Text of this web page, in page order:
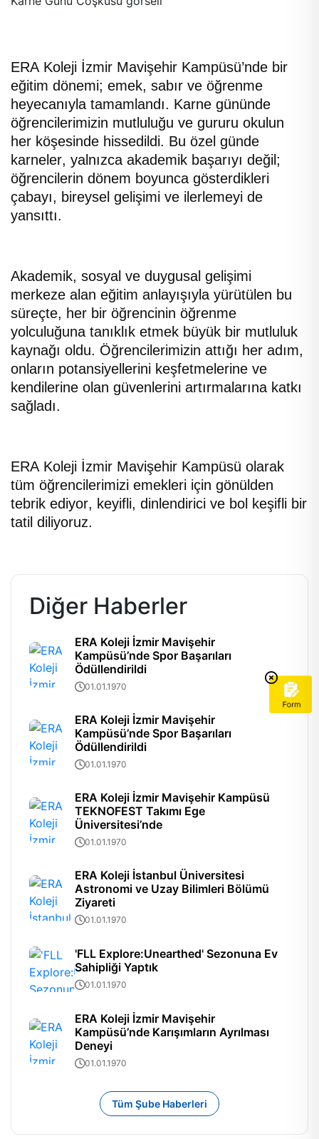
ERA Koleji İzmir Mavişehir Kampüsü’nde bir
eğitim dönemi; emek, sabır ve öğrenme
heyecanıyla tamamlandı. Karne gününde
öğrencilerimizin mutluluğu ve gururu okulun
her köşesinde hissedildi. Bu özel günde
karneler, yalnızca akademik başarıyı değil;
öğrencilerin dönem boyunca gösterdikleri
çabayı, bireysel gelişimi ve ilerlemeyi de
yansıttı.
Akademik, sosyal ve duygusal gelişimi
merkeze alan eğitim anlayışıyla yürütülen bu
süreçte, her bir öğrencinin öğrenme
yolculuğuna tanıklık etmek büyük bir mutluluk
kaynağı oldu. Öğrencilerimizin attığı her adım,
onların potansiyellerini keşfetmelerine ve
kendilerine olan güvenlerini artırmalarına katkı
sağladı.
ERA Koleji İzmir Mavişehir Kampüsü olarak
tüm öğrencilerimizi emekleri için gönülden
tebrik ediyor, keyifli, dinlendirici ve bol keşifli bir
tatil diliyoruz.
Diğer Haberler
ERA Koleji İzmir Mavişehir
Kampüsü’nde Spor Başarıları
Ödüllendirildi
01.01.1970
ERA Koleji İzmir Mavişehir
Kampüsü’nde Spor Başarıları
Ödüllendirildi
01.01.1970
ERA Koleji İzmir Mavişehir Kampüsü
TEKNOFEST Takımı Ege
Üniversitesi’nde
01.01.1970
ERA Koleji İstanbul Üniversitesi
Astronomi ve Uzay Bilimleri Bölümü
Ziyareti
01.01.1970
'FLL Explore:Unearthed' Sezonuna Ev
Sahipliği Yaptık
01.01.1970
ERA Koleji İzmir Mavişehir
Kampüsü’nde Karışımların Ayrılması
Deneyi
01.01.1970
Tüm Şube Haberleri